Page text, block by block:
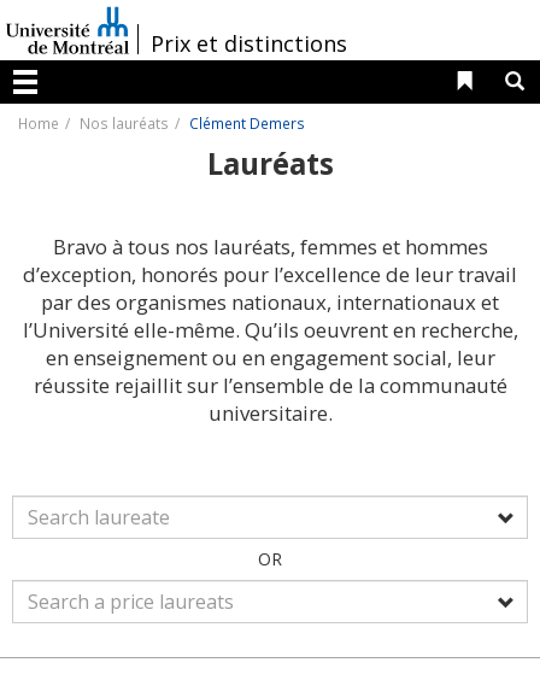
au
contenu
/Prix et distinctions
Menu
Liens
Home Nos lauréats Clément Demers
Lauréats
Bravo à tous nos lauréats, femmes et hommes
d’exception, honorés pour l’excellence de leur travail
par des organismes nationaux, internationaux et
l’Université elle-même. Qu’ils oeuvrent en recherche,
en enseignement ou en engagement social, leur
réussite rejaillit sur l’ensemble de la communauté
universitaire.
OR